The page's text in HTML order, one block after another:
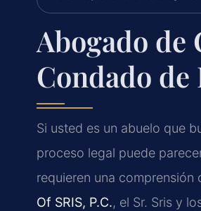
Abogado de
Condado de
Si usted es un abuelo que
proceso legal puede
requieren una comprensión
Of SRIS, P.C., el Sr. Sris y